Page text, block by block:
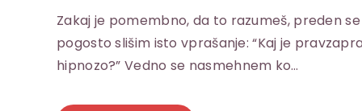
Zakaj je pomembno, da to razumeš, preden
pogosto slišim isto vprašanje: “Kaj je
hipnozo?” Vedno se nasmehnem ko…